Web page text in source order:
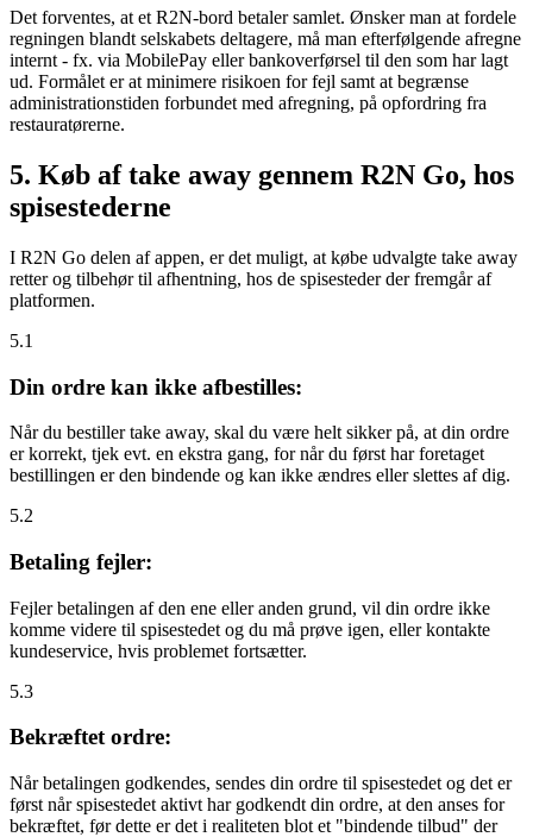
Det forventes, at et R2N-bord betaler samlet. Ønsker man at fordele
regningen blandt selskabets deltagere, må man efterfølgende afregne
internt - fx. via MobilePay eller bankoverførsel til den som har lagt
ud. Formålet er at minimere risikoen for fejl samt at begrænse
administrationstiden forbundet med afregning, på opfordring fra
restauratørerne.
5. Køb af take away gennem R2N Go, hos
spisestederne
I R2N Go delen af appen, er det muligt, at købe udvalgte take away
retter og tilbehør til afhentning, hos de spisesteder der fremgår af
platformen.
5.1
Din ordre kan ikke afbestilles:
Når du bestiller take away, skal du være helt sikker på, at din ordre
er korrekt, tjek evt. en ekstra gang, for når du først har foretaget
bestillingen er den bindende og kan ikke ændres eller slettes af dig.
5.2
Betaling fejler:
Fejler betalingen af den ene eller anden grund, vil din ordre ikke
komme videre til spisestedet og du må prøve igen, eller kontakte
kundeservice, hvis problemet fortsætter.
5.3
Bekræftet ordre:
Når betalingen godkendes, sendes din ordre til spisestedet og det er
først når spisestedet aktivt har godkendt din ordre, at den anses for
bekræftet, før dette er det i realiteten blot et "bindende tilbud" der